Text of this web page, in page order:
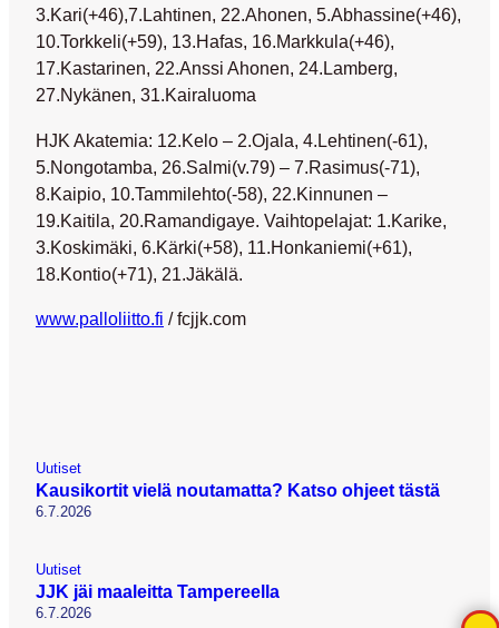
3.Kari(+46),7.Lahtinen, 22.Ahonen, 5.Abhassine(+46),
10.Torkkeli(+59), 13.Hafas, 16.Markkula(+46),
17.Kastarinen, 22.Anssi Ahonen, 24.Lamberg,
27.Nykänen, 31.Kairaluoma
HJK Akatemia: 12.Kelo – 2.Ojala, 4.Lehtinen(-61),
5.Nongotamba, 26.Salmi(v.79) – 7.Rasimus(-71),
8.Kaipio, 10.Tammilehto(-58), 22.Kinnunen –
19.Kaitila, 20.Ramandigaye. Vaihtopelajat: 1.Karike,
3.Koskimäki, 6.Kärki(+58), 11.Honkaniemi(+61),
18.Kontio(+71), 21.Jäkälä.
www.palloliitto.fi / fcjjk.com
Uutiset
Kausikortit vielä noutamatta? Katso ohjeet tästä
6.7.2026
Uutiset
JJK jäi maaleitta Tampereella
6.7.2026